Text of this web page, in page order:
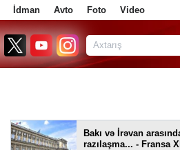
İdman Avto Foto Video
Bakı və İrəvan
razılaşma... - Fransa